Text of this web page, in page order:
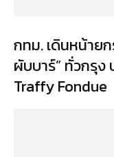
กทม. เดินหน้าย
ผับบาร์” ทั่วกรุง
Traffy Fondue